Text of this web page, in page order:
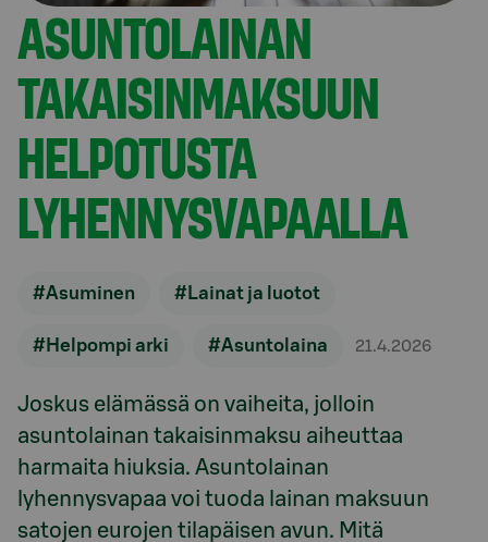
ASUNTOLAINAN
TAKAISINMAKSUUN
HELPOTUSTA
LYHENNYSVAPAALLA
#Asuminen #Lainat ja luotot
#Helpompi arki #Asuntolaina 21.4.2026
Joskus elämässä on vaiheita, jolloin
asuntolainan takaisinmaksu aiheuttaa
harmaita hiuksia. Asuntolainan
lyhennysvapaa voi tuoda lainan maksuun
satojen eurojen tilapäisen avun. Mitä